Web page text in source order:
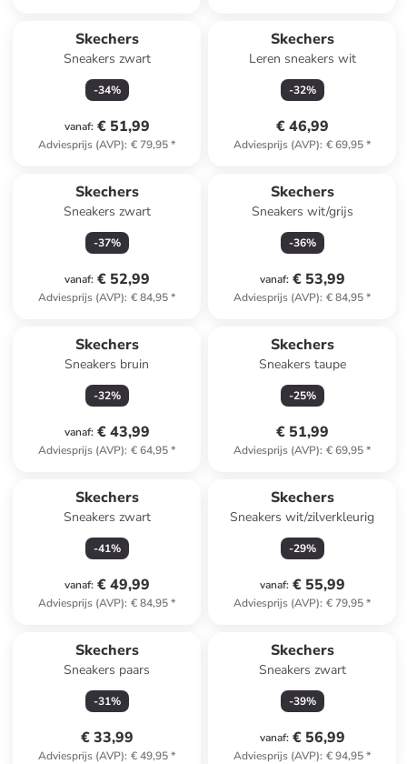
Skechers
Sneakers zwart
-34%
vanaf: € 51,99
Adviesprijs (AVP): € 79,95*
Skechers
Leren sneakers wit
-32%
€ 46,99
Adviesprijs (AVP): € 69,95*
Skechers
Sneakers zwart
-37%
vanaf: € 52,99
Adviesprijs (AVP): € 84,95*
Skechers
Sneakers wit/grijs
-36%
vanaf: € 53,99
Adviesprijs (AVP): € 84,95*
Skechers
Sneakers bruin
-32%
vanaf: € 43,99
Adviesprijs (AVP): € 64,95*
Skechers
Sneakers taupe
-25%
€ 51,99
Adviesprijs (AVP): € 69,95*
Skechers
Sneakers zwart
-41%
vanaf: € 49,99
Adviesprijs (AVP): € 84,95*
Skechers
Sneakers wit/zilverkleurig
-29%
vanaf: € 55,99
Adviesprijs (AVP): € 79,95*
Skechers
Sneakers paars
-31%
€ 33,99
Adviesprijs (AVP): € 49,95*
Skechers
Sneakers zwart
-39%
vanaf: € 56,99
Adviesprijs (AVP): € 94,95*